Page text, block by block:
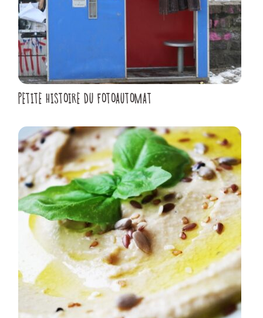
PETITE HISTOIRE DU FOTOAUTOMAT